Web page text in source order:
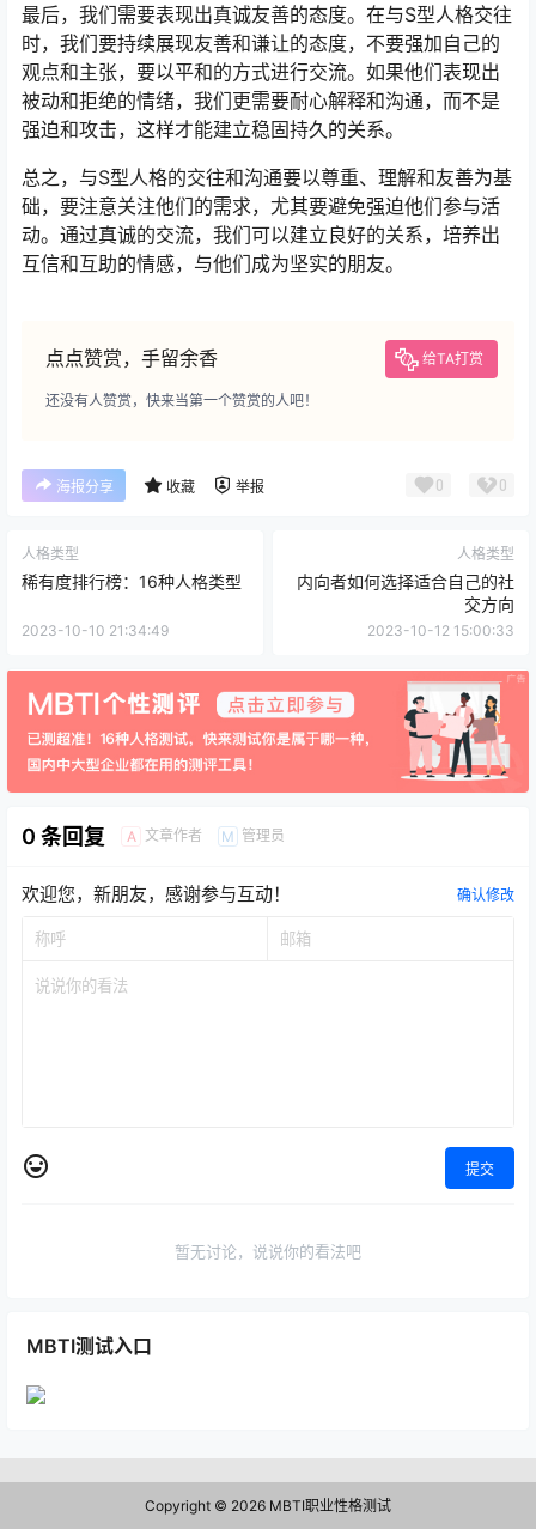
最后，我们需要表现出真诚友善的态度。在与S型人格交往
时，我们要持续展现友善和谦让的态度，不要强加自己的
观点和主张，要以平和的方式进行交流。如果他们表现出
被动和拒绝的情绪，我们更需要耐心解释和沟通，而不是
强迫和攻击，这样才能建立稳固持久的关系。
总之，与S型人格的交往和沟通要以尊重、理解和友善为基
础，要注意关注他们的需求，尤其要避免强迫他们参与活
动。通过真诚的交流，我们可以建立良好的关系，培养出
互信和互助的情感，与他们成为坚实的朋友。
点点赞赏，手留余香 给TA打赏
还没有人赞赏，快来当第一个赞赏的人吧！
海报分享 收藏 举报 0 0
人格类型
稀有度排行榜：16种人格类型
2023-10-10 21:34:49
人格类型
内向者如何选择适合自己的社
交方向
2023-10-12 15:00:33
0 条回复 A 文章作者 M 管理员
欢迎您，新朋友，感谢参与互动！ 确认修改
提交
暂无讨论，说说你的看法吧
MBTI测试入口
Copyright © 2026 MBTI职业性格测试